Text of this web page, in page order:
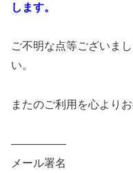
します。
ご不明な点等ございま
い。
またのご利用を心より
—————
メール署名